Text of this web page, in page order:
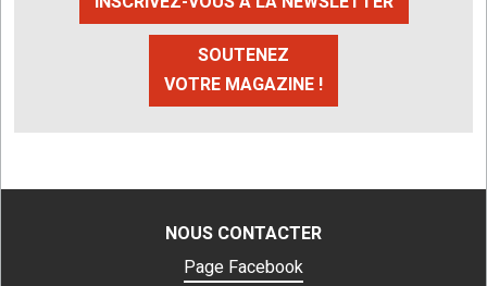
SOUTENEZ
VOTRE MAGAZINE !
NOUS CONTACTER
Page Facebook